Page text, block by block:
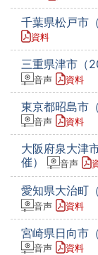
千葉県松戸市
資料
三重県津市（
音声 資料
東京都昭島市
音声 資料
大阪府泉大津
催）
音声
愛知県大治町
音声 資料
宮崎県日向市
音声 資料